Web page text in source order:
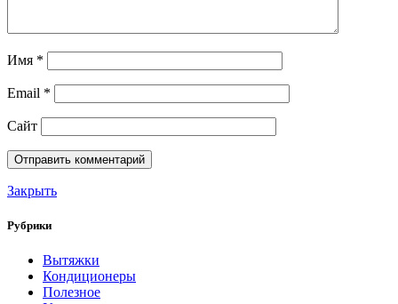
Имя *
Email *
Сайт
Закрыть
Рубрики
Вытяжки
Кондиционеры
Полезное